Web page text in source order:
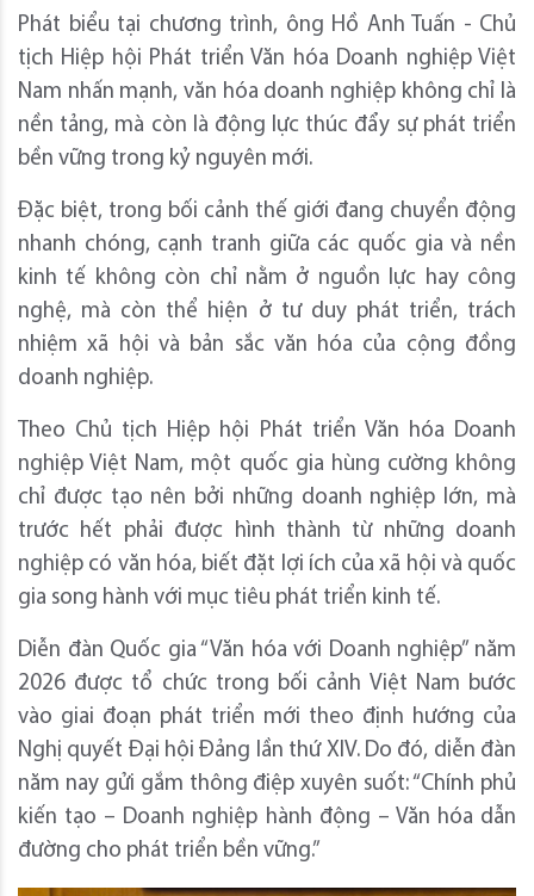
Phát biểu tại chương trình, ông Hồ Anh Tuấn - Chủ
tịch Hiệp hội Phát triển Văn hóa Doanh nghiệp Việt
Nam nhấn mạnh, văn hóa doanh nghiệp không chỉ là
nền tảng, mà còn là động lực thúc đẩy sự phát triển
bền vững trong kỷ nguyên mới.
Đặc biệt, trong bối cảnh thế giới đang chuyển động
nhanh chóng, cạnh tranh giữa các quốc gia và nền
kinh tế không còn chỉ nằm ở nguồn lực hay công
nghệ, mà còn thể hiện ở tư duy phát triển, trách
nhiệm xã hội và bản sắc văn hóa của cộng đồng
doanh nghiệp.
Theo Chủ tịch Hiệp hội Phát triển Văn hóa Doanh
nghiệp Việt Nam, một quốc gia hùng cường không
chỉ được tạo nên bởi những doanh nghiệp lớn, mà
trước hết phải được hình thành từ những doanh
nghiệp có văn hóa, biết đặt lợi ích của xã hội và quốc
gia song hành với mục tiêu phát triển kinh tế.
Diễn đàn Quốc gia “Văn hóa với Doanh nghiệp” năm
2026 được tổ chức trong bối cảnh Việt Nam bước
vào giai đoạn phát triển mới theo định hướng của
Nghị quyết Đại hội Đảng lần thứ XIV. Do đó, diễn đàn
năm nay gửi gắm thông điệp xuyên suốt: “Chính phủ
kiến tạo – Doanh nghiệp hành động – Văn hóa dẫn
đường cho phát triển bền vững.”